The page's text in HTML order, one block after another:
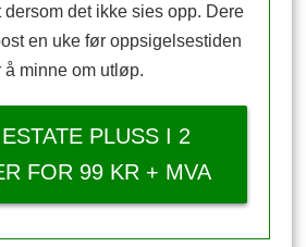
det ikke sies opp. Dere
en uke før oppsigelsestiden
å minne om utløp.
PLUSS I 2
FOR 99 KR + MVA